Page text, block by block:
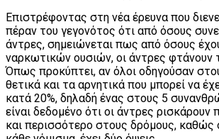
Επιστρέφοντας στη νέα έρευνα που
πέραν του γεγονότος ότι από όσους
άντρες, σημειώνεται πως από όσους
ναρκωτικών ουσιών, οι άντρες φτάνουν
Όπως προκύπτει, αν όλοι οδηγούσαν
θετικά και τα αρνητικά που μπορεί να
κατά 20%, δηλαδή ένας στους 5
είναι δεδομένο ότι οι άντρες
και περισσότερο στους δρόμους, καθώς